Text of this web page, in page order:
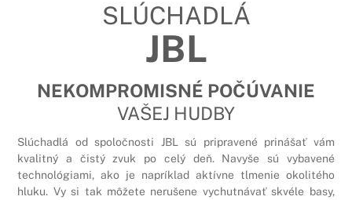
SLÚCHADLÁ
JBL
NEKOMPROMISNÉ POČÚVANIE
VAŠEJ HUDBY
Slúchadlá od spoločnosti JBL sú pripravené prinášať vám
kvalitný a čistý zvuk po celý deň. Navyše sú vybavené
technológiami, ako je napríklad aktívne tlmenie okolitého
hluku. Vy si tak môžete nerušene vychutnávať skvéle basy,